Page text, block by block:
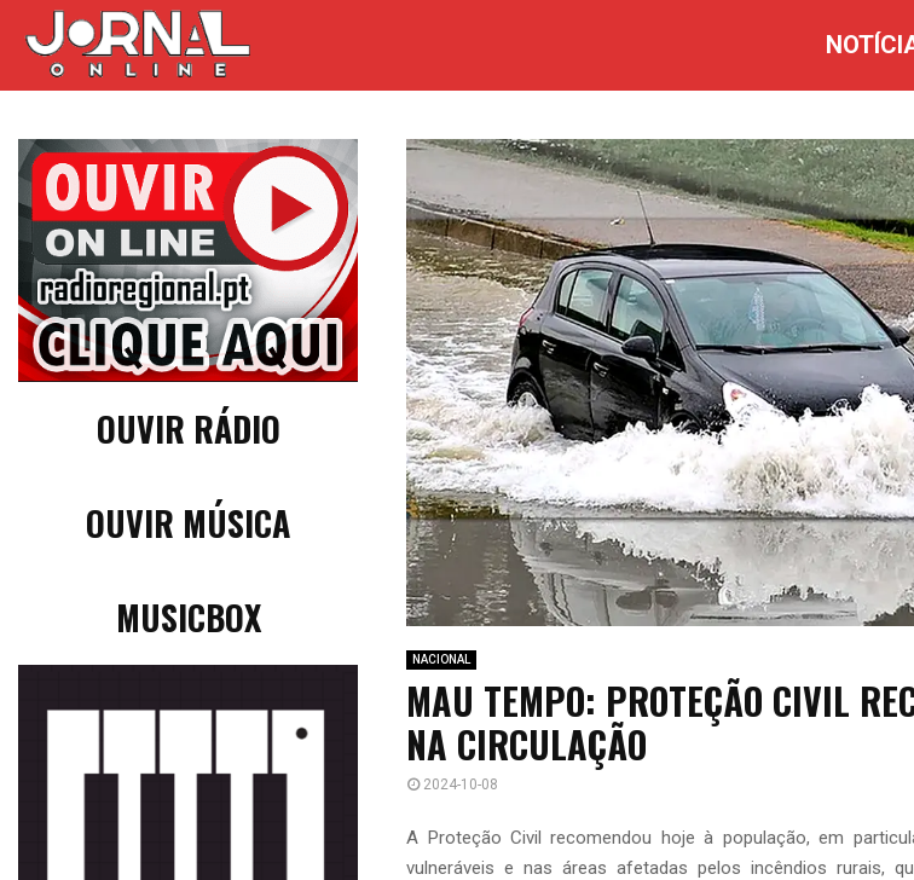
NACIONAL
MAU TEMPO: PROTEÇÃO CIVIL
NA CIRCULAÇÃO
2024-10-08
A Proteção Civil recomendou hoje à população, em
vulneráveis e nas áreas afetadas pelos incêndios rurais,
OUVIR RÁDIO
OUVIR MÚSICA
MUSICBOX